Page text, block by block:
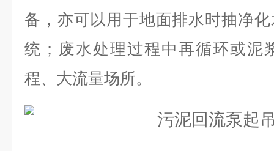
备，亦可以用于地面排水时抽净
统；废水处理过程中再循环或泥
程、大流量场所。